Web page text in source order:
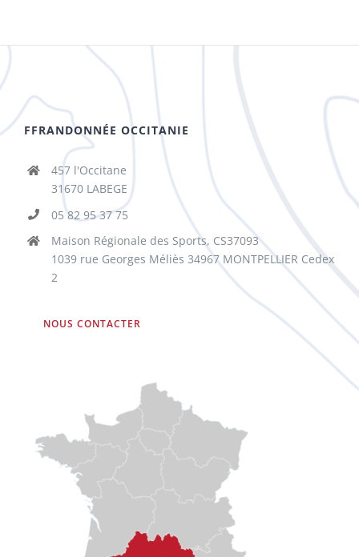
FFRANDONNÉE OCCITANIE
457 l'Occitane
31670 LABEGE
05 82 95 37 75
Maison Régionale des Sports, CS37093
1039 rue Georges Méliès 34967 MONTPELLIER Cedex
2
NOUS CONTACTER